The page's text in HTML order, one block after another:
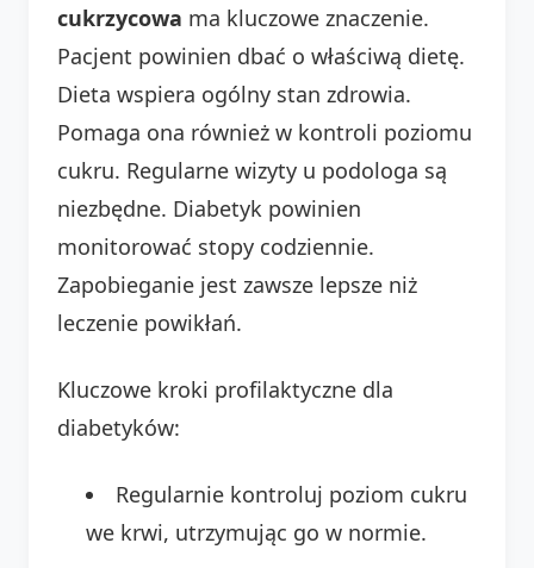
cukrzycowa ma kluczowe znaczenie.
Pacjent powinien dbać o właściwą dietę.
Dieta wspiera ogólny stan zdrowia.
Pomaga ona również w kontroli poziomu
cukru. Regularne wizyty u podologa są
niezbędne. Diabetyk powinien
monitorować stopy codziennie.
Zapobieganie jest zawsze lepsze niż
leczenie powikłań.
Kluczowe kroki profilaktyczne dla
diabetyków:
Regularnie kontroluj poziom cukru
we krwi, utrzymując go w normie.